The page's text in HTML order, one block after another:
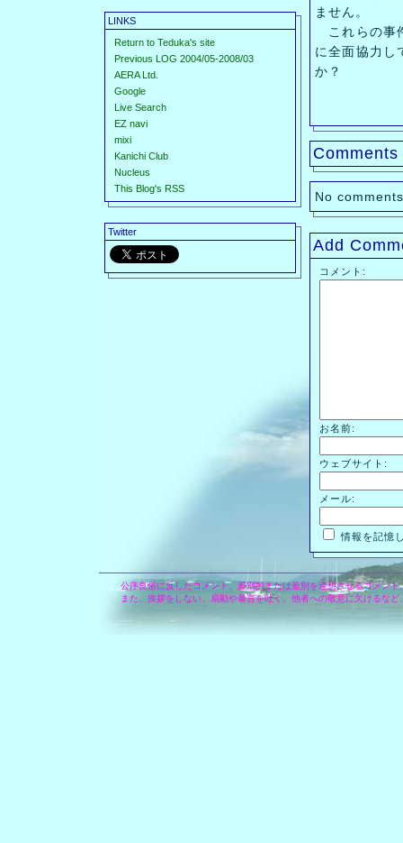
LINKS
Return to Teduka's site
Previous LOG 2004/05-2008/03
AERA Ltd.
Google
Live Search
EZ navi
mixi
Kanichi Club
Nucleus
This Blog's RSS
Twitter
ません。
これらの事
に全面協力し
か？
Comments
No
Add
コメント:
お名前:
ウェブサイト:
メール:
情報を記憶
公序良俗に反したコメント、差別的または差別を連想させるコメン
また、挨拶をしない、扇動や暴言を吐く、他者への敬意に欠けるな